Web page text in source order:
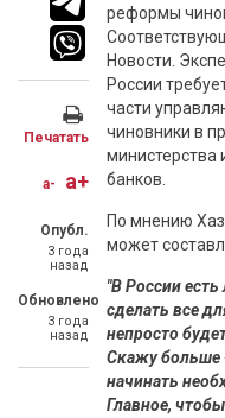
Печатать
a- a+
Опубл.
3 года
назад
Обновлено
3 года
назад
реформы
Новости.
России
части
чиновники в
банков.
По мнению
может
"В России
сделать все
непросто
Скажу больше
начинать
Главное,